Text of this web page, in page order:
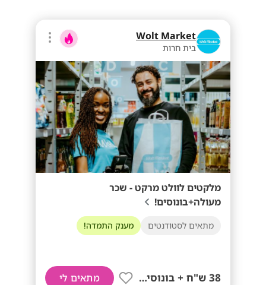
Wolt Market
בית חרות
מלקטים לוולט מרקט - שכר
מעולה+בונוסים!
מתאים לסטודנטים מענק התמדה!
38 ש"ח + בונוסים!! מתאים לי